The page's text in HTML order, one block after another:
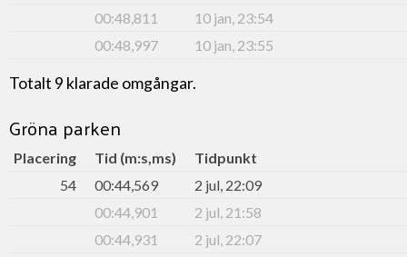
00:48,811
10 jan, 23:54
00:48,997
10 jan, 23:55
Totalt 9 klarade omgångar.
Gröna parken
Placering Tid (m:s,ms)
Tidpunkt
54
00:44,569
2 jul, 22:09
00:44,901
2 jul, 21:58
00:44,931
2 jul, 22:07